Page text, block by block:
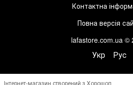
Контактна
Повна версія
lafastore.com.ua ©
Укр Рус
Інтернет-магазин створений з Хорошоп